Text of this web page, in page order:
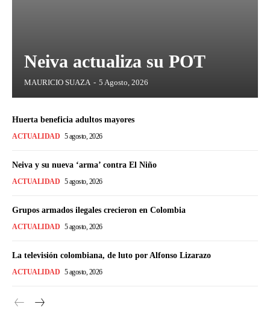
Neiva actualiza su POT
MAURICIO SUAZA - 5 Agosto, 2026
Huerta beneficia adultos mayores
ACTUALIDAD 5 agosto, 2026
Neiva y su nueva ‘arma’ contra El Niño
ACTUALIDAD 5 agosto, 2026
Grupos armados ilegales crecieron en Colombia
ACTUALIDAD 5 agosto, 2026
La televisión colombiana, de luto por Alfonso Lizarazo
ACTUALIDAD 5 agosto, 2026